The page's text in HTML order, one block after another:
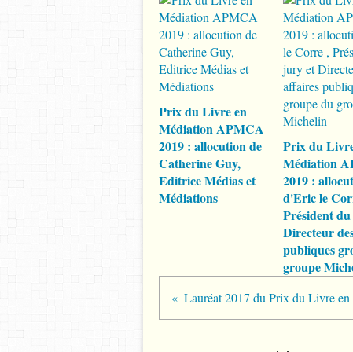
Prix du Livre en
Médiation APMCA
2019 : allocution de
Catherine Guy,
Editrice Médias et
Médiations
Prix du
Médiation
2019 :
d'Eric le
Président
Directeur
publiques
groupe